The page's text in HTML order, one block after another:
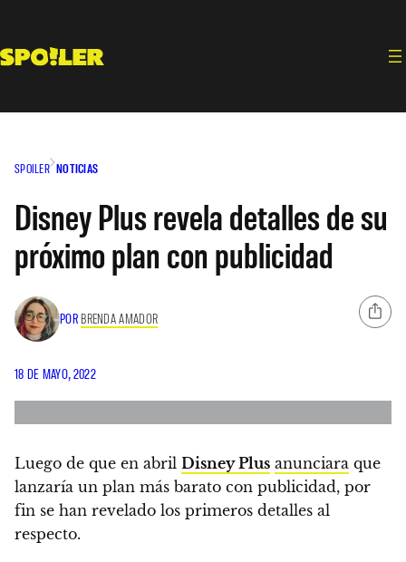
contenido
SPOILER NOTICIAS
Disney Plus revela detalles de su
próximo plan con publicidad
POR BRENDA AMADOR
18 DE MAYO, 2022
Luego de que en abril Disney Plus anunciara que
lanzaría un plan más barato con publicidad, por
fin se han revelado los primeros detalles al
respecto.